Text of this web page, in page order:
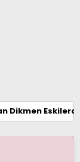
Dikmen